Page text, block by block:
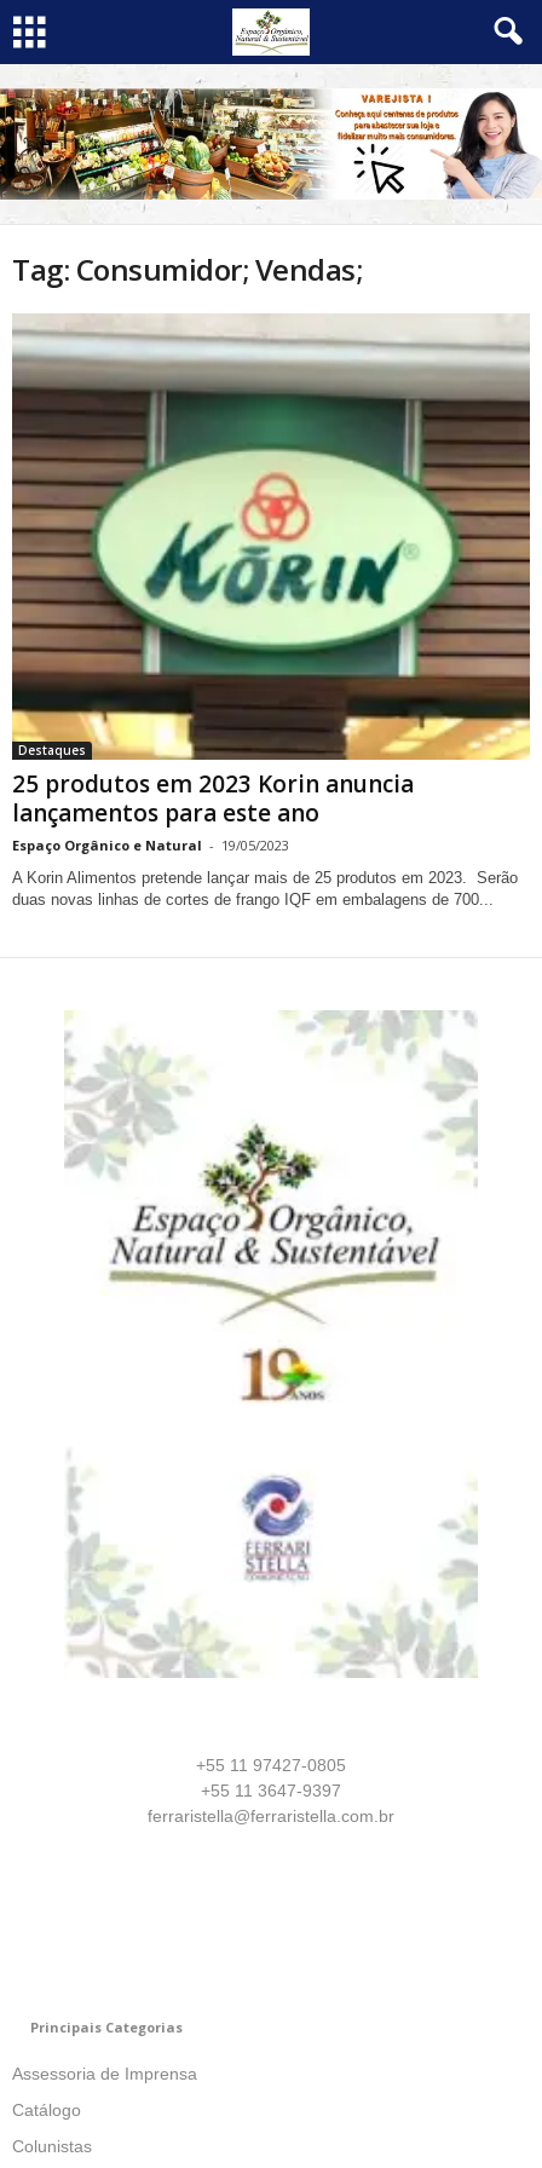
Tag: Consumidor; Vendas;
Destaques
25 produtos em 2023 Korin anuncia
lançamentos para este ano
Espaço Orgânico e Natural - 19/05/2023
A Korin Alimentos pretende lançar mais de 25 produtos em 2023. Serão
duas novas linhas de cortes de frango IQF em embalagens de 700...
+55 11 97427-0805
+55 11 3647-9397
ferraristella@ferraristella.com.br
Principais Categorias
Assessoria de Imprensa
Catálogo
Colunistas